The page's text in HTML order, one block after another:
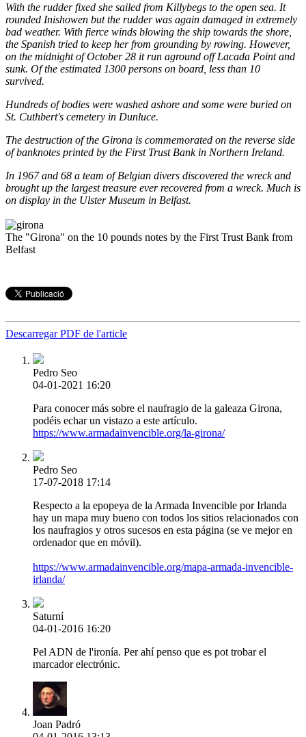
With the rudder fixed she sailed from Killybegs to the open sea. It
rounded Inishowen but the rudder was again damaged in extremely
bad weather. With fierce winds blowing the ship towards the shore,
the Spanish tried to keep her from grounding by rowing. However,
on the midnight of October 28 it run aground off Lacada Point and
sunk. Of the estimated 1300 persons on board, less than 10
survived.
Hundreds of bodies were washed ashore and some were buried on
St. Cuthbert's cemetery in Dunluce.
The destruction of the Girona is commemorated on the reverse side
of banknotes printed by the First Trust Bank in Northern Ireland.
In 1967 and 68 a team of Belgian divers discovered the wreck and
brought up the largest treasure ever recovered from a wreck. Much is
on display in the Ulster Museum in Belfast.
The "Girona" on the 10 pounds notes by the First Trust Bank from
Belfast
Descarregar PDF de l'article
Pedro Seo
04-01-2021 16:20
Para conocer más sobre el naufragio de la galeaza Girona,
podéis echar un vistazo a este artículo.
https://www.armadainvencible.org/la-girona/
Pedro Seo
17-07-2018 17:14
Respecto a la epopeya de la Armada Invencible por Irlanda
hay un mapa muy bueno con todos los sitios relacionados con
los naufragios y otros sucesos en esta página (se ve mejor en
ordenador que en móvil).
https://www.armadainvencible.org/mapa-armada-invencible-
irlanda/
Saturní
04-01-2016 16:20
Pel ADN de l'ironía. Per ahí penso que es pot trobar el
marcador electrónic.
Joan Padró